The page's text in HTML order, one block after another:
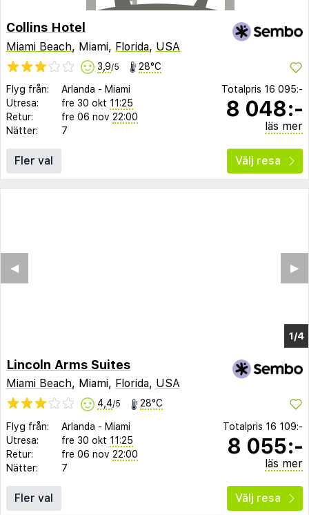
Collins Hotel
Miami Beach, Miami, Florida, USA
3,9/5 28°C
Flyg från: Arlanda - Miami
Utresa:
fre 30 okt 11:25
Retur:
fre 06 nov 22:00
Nätter:
7
Totalpris 16 095:-
8 048:-
läs mer
Fler val Välj resa
Lincoln Arms Suites
Miami Beach, Miami, Florida, USA
4,4/5 28°C
Flyg från: Arlanda - Miami
Utresa:
fre 30 okt 11:25
Retur:
fre 06 nov 22:00
Nätter:
7
Totalpris 16 109:-
8 055:-
läs mer
Fler val Välj resa